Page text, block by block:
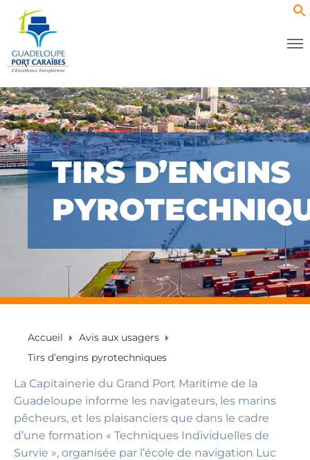
TIRS D’ENGINS
Accueil
Avis aux usagers
Tirs d’engins pyrotechniques
La Capitainerie du Grand Port Maritime de la
Guadeloupe informe les navigateurs, les marins
pêcheurs, et les plaisanciers que dans le cadre
d’une formation « Techniques Individuelles de
Survie », organisée par l’école de navigation Luc